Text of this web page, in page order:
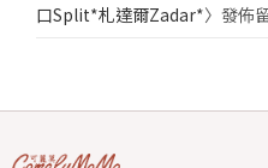
口Split*札達爾Zadar*〉發佈